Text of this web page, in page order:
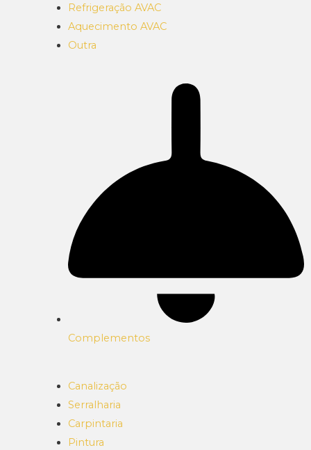
Refrigeração AVAC
Aquecimento AVAC
Outra
Complementos
Canalização
Serralharia
Carpintaria
Pintura